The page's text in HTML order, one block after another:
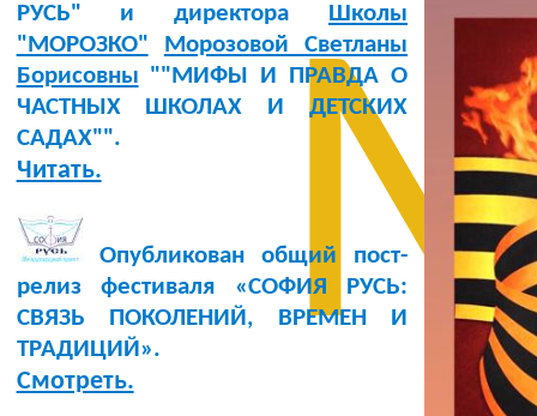
РУСЬ" и директора Школы
"МОРОЗКО"
Морозовой Светланы
Борисовны ""МИФЫ И ПРАВДА О
ЧАСТНЫХ ШКОЛАХ И ДЕТСКИХ
САДАХ"".
Читать.
Опубликован общий пост-
релиз фестиваля «СОФИЯ РУСЬ:
СВЯЗЬ ПОКОЛЕНИЙ, ВРЕМЕН И
ТРАДИЦИЙ».
Смотреть.